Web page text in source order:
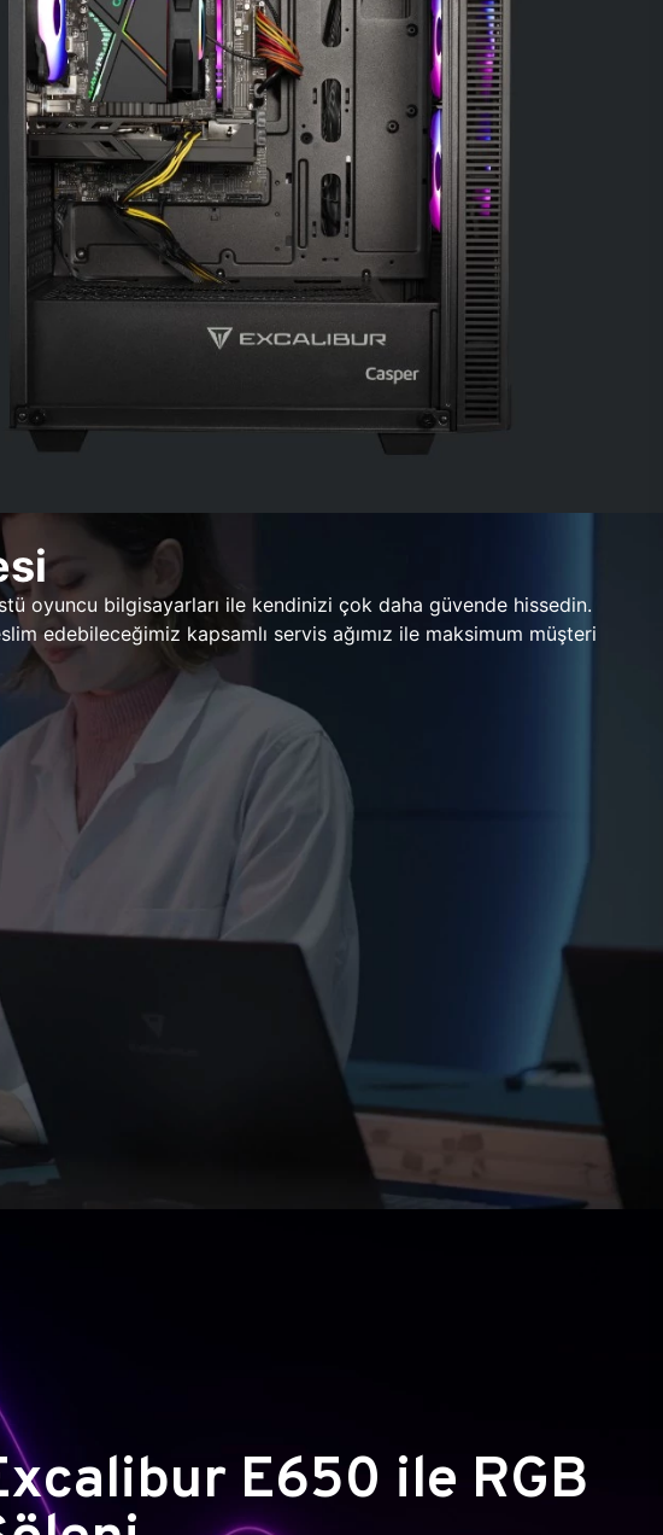
oyuncu bilgisayarları ile kendinizi çok daha güvende hissedin.
edebileceğimiz kapsamlı servis ağımız ile maksimum müşteri
E650 ile RGB